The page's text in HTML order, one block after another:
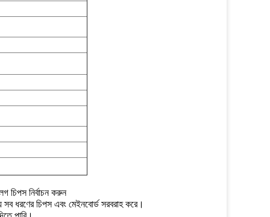
নির্বাচন করুন
ধরণের চিপস এবং মেইনবোর্ড সরবরাহ করে।